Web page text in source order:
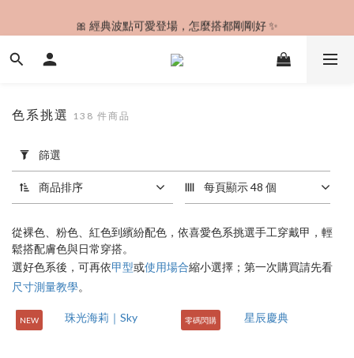
🚚 今日下單，最快明天到貨！✨
🎀 經典波點可愛登場，怎麼搭都剛剛好 ✨
🚚 今日下單，最快明天到貨！✨
用
篩
選
(0/20)
價格
(NT$)
~
色系挑選 138 件商品
篩選
商品排序 每頁顯示 48 個
從裸色、粉色、紅色到繽紛配色，依喜愛色系挑選手工穿戴甲，輕
鬆搭配膚色與日常穿搭。
選好色系後，可再依甲型或使用場合縮小選擇；第一次購買請先看
尺寸測量教學。
NEW 零碼閃購